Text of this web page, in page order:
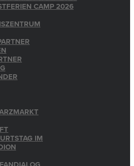
CAMP 2026
IM